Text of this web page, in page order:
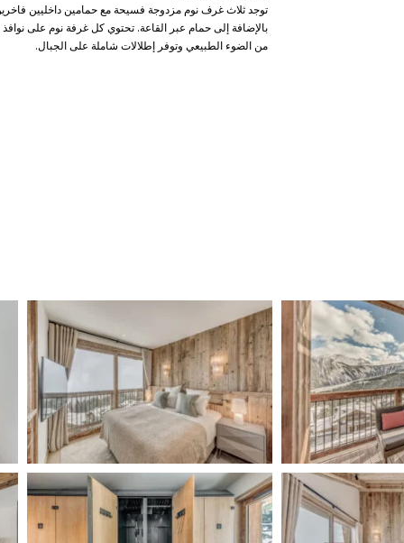
توجد ثلاث غرف نوم مزدوجة فسيحة مع حمامين داخليين
بالإضافة إلى حمام عبر القاعة. تحتوي كل غرفة نوم على
من الضوء الطبيعي وتوفر إطلالات شاملة على الجبال.